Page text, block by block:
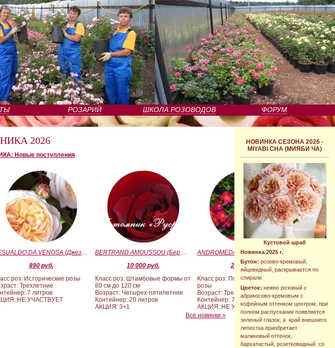
РОЗАРИЙ ШКОЛА РОЗОВОДОВ ФОРУМ
НОВИНКА СЕЗОНА 2026 -
MIYABI CHA (МИЯБИ ЧА)
Кустовой шраб
Новинка 2025 г.
Бутон: розово-кремовый,
яйцевидный, раскрывается по
спирали.
Цветок: нежно розовый с
абрикосово-кремовым с
кофейным оттенком центром, при
полном распускании появляется
зеленый глазок, а край внешнего
лепестка приобретает
малиновый оттенок,
бархатистый, розетковидный со
2026
Новые поступления
GESUALDO DA VENOSA (Джезуальдо Ди Веноза)
890 руб.
роз: Исторические розы
Трехлетние
7 литров
НЕ УЧАСТВУЕТ
BERTRAND AMOUSSOU (Бертран Амуссу)
10 000 руб.
Класс роз: Штамбовые формы от
80 см до 120 см
Возраст: Четырех-пятилетние
Контейнер: 20 литров
АКЦИЯ: 3+1
2 090 руб.
Класс роз: Почвопокровные
розы
Возраст: Трехлетние
Контейнер: 7 литров
АКЦИЯ: НЕ УЧАСТВУЕТ
Все новинки »